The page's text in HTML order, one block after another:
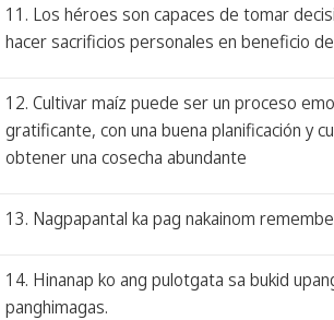
11. Los héroes son capaces de tomar
hacer sacrificios personales en beneficio
12. Cultivar maíz puede ser un proceso
gratificante, con una buena planificación y
obtener una cosecha abundante
13. Nagpapantal ka pag nakainom
14. Hinanap ko ang pulotgata sa bukid
panghimagas.